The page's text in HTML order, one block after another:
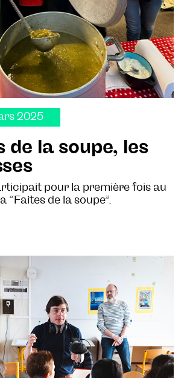
2025
de la soupe, les
pour la première fois au
“Faites de la soupe”.